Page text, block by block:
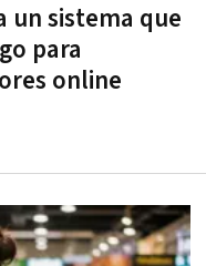
un sistema que
para
online